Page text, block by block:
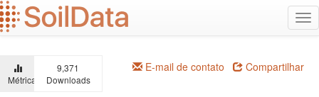
Ir
para
o
principal
Métricas
9,371
Downloads
E-mail de contato Compartilhar